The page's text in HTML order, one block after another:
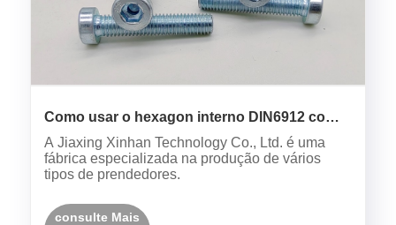
Como usar o hexagon interno DIN6912 com
orifício de guia parafuso de cabeça cilíndrica
curta?
A Jiaxing Xinhan Technology Co., Ltd. é uma
fábrica especializada na produção de vários
tipos de prendedores.
consulte Mais